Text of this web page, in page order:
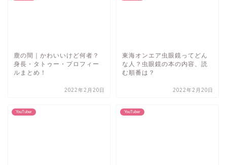
鹿の間｜かわいいけど何者？
身長・タトゥー・プロフィー
ルまとめ！
2022年2月20日
東海オンエア虫眼鏡ってどん
な人？虫眼鏡の本の内容、読
む順番は？
2022年2月20日
YouTuber YouTuber